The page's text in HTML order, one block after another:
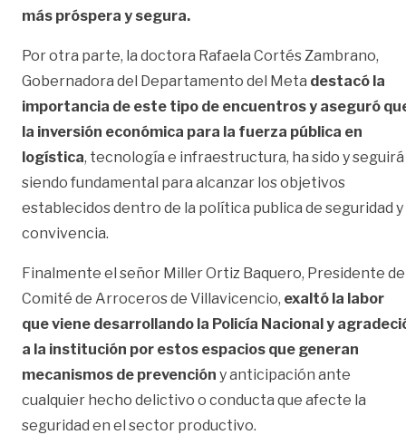
más próspera y segura.
Por otra parte, la doctora Rafaela Cortés Zambrano,
Gobernadora del Departamento del Meta destacó la
importancia de este tipo de encuentros y aseguró
la inversión económica para la fuerza pública en
logística, tecnología e infraestructura, ha sido y seguirá
siendo fundamental para alcanzar los objetivos
establecidos dentro de la política publica de seguridad y
convivencia.
Finalmente el señor Miller Ortiz Baquero, Presidente
Comité de Arroceros de Villavicencio, exaltó la labor
que viene desarrollando la Policía Nacional y
a la institución por estos espacios que generan
mecanismos de prevención y anticipación ante
cualquier hecho delictivo o conducta que afecte la
seguridad en el sector productivo.